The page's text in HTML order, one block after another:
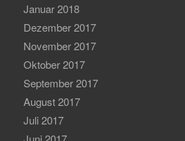
Januar 2018
Dezember 2017
November 2017
Oktober 2017
September 2017
August 2017
Juli 2017